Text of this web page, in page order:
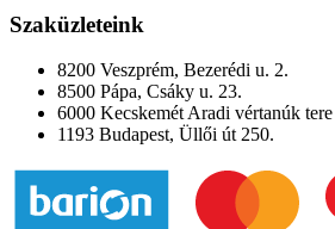
Szaküzleteink
8200 Veszprém, Bezerédi u. 2.
8500 Pápa, Csáky u. 23.
6000 Kecskemét Aradi vértanúk
1193 Budapest, Üllői út 250.